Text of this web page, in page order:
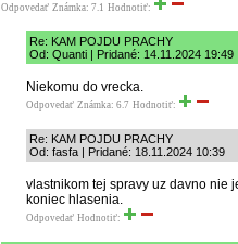
Odpovedať Známka: 7.1 Hodnotiť:
Re: KAM POJDU PRACHY
Od: Quanti | Pridané: 14.11.2024 19:49
Niekomu do vrecka.
Odpovedať Známka: 6.7 Hodnotiť:
Re: KAM POJDU PRACHY
Od: fasfa | Pridané: 18.11.2024 10:39
vlastnikom tej spravy uz davno nie
koniec hlasenia.
Odpovedať Hodnotiť: